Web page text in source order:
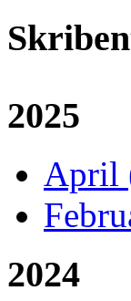
2025
April
2024